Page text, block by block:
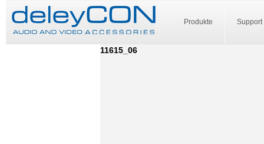
Produkte Support
11615_06